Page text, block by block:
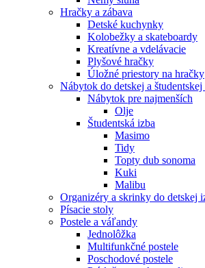
Hračky a zábava
Detské kuchynky
Kolobežky a skateboardy
Kreatívne a vdelávacie
Plyšové hračky
Úložné priestory na hračky
Nábytok do detskej a
Nábytok pre najmenších
Olje
Študentská izba
Masimo
Tidy
Topty dub sonoma
Kuki
Malibu
Organizéry a skrinky do detskej
Písacie stoly
Postele a váľandy
Jednolôžka
Multifunkčné postele
Poschodové postele